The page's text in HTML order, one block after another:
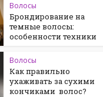
Волосы
Брондирование на
темные волосы:
особенности техники
Волосы
Как правильно
ухаживать за сухими
кончиками волос?